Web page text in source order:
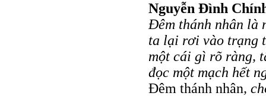
Nguyễn Đình
Đêm thánh nhân là
ta lại rơi vào trạng
một cái gì rõ ràng,
đọc một mạch hết
Đêm thánh nhân,